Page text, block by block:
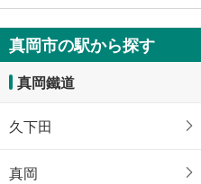
2,080万円
4LDK＋
105.16m
栃木県真
真岡市の駅から探す
真岡鐵道
久下田
真岡